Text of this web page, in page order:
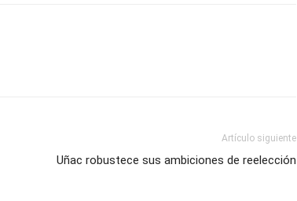
Artículo siguiente
Uñac robustece sus ambiciones de reelección